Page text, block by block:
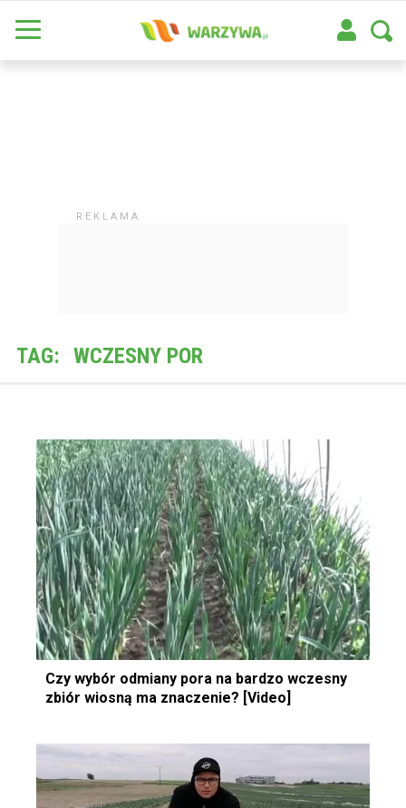
TAG: WCZESNY POR
Czy wybór odmiany pora na bardzo wczesny
zbiór wiosną ma znaczenie? [Video]